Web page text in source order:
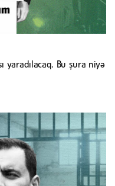
yaradılacaq. Bu şura niyə